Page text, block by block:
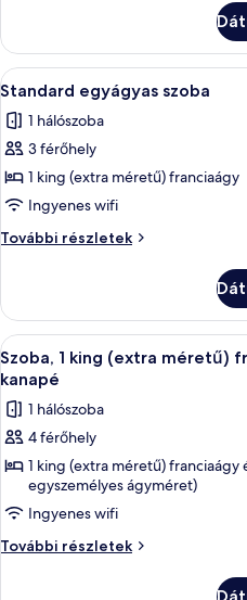
ággyal
további
részletei
A
következő
szoba
összes
képének
megtekintése:
Standard
egyágyas
10
Standard egyágyas szoba
1 hálószoba
3 férőhely
1 king (extra méretű) franciaágy
Ingyenes wifi
További részletek
Standard
részletei
A
következő
szoba
összes
képének
megtekintése:
Szoba,
1
king
9
Szoba, 1 king (extra méretű)
kanapé
1 hálószoba
4 férőhely
1 king (extra méretű) franciaágy
egyszemélyes ágyméret)
Ingyenes wifi
További részletek
Szoba,